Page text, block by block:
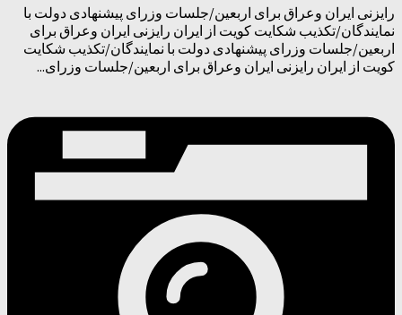
رایزنی ایران وعراق برای اربعین/جلسات وزرای پیشنهادی دولت با
نمایندگان/تکذیب شکایت کویت از ایران رایزنی ایران وعراق برای
اربعین/جلسات وزرای پیشنهادی دولت با نمایندگان/تکذیب شکایت
کویت از ایران رایزنی ایران وعراق برای اربعین/جلسات وزرای...